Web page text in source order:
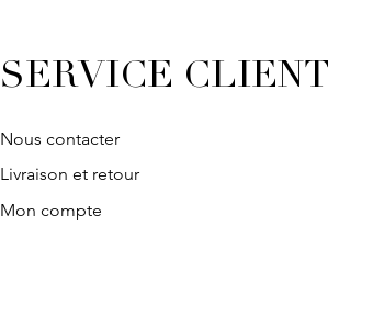
SERVICE CLIENT
Nous contacter
Livraison et retour
Mon compte